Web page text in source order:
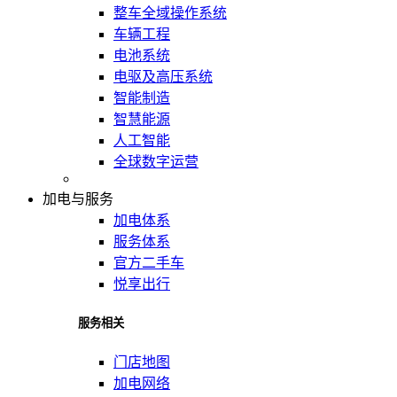
整车全域操作系统
车辆工程
电池系统
电驱及高压系统
智能制造
智慧能源
人工智能
全球数字运营
加电与服务
加电体系
服务体系
官方二手车
悦享出行
服务相关
门店地图
加电网络